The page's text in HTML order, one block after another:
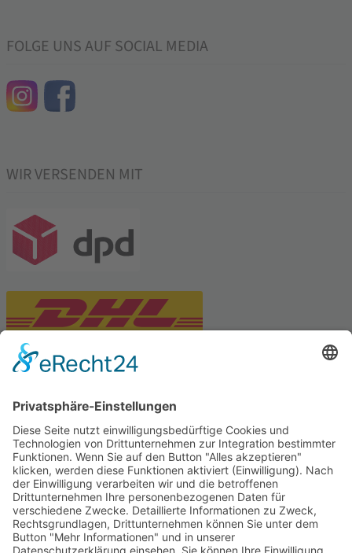
FOLGE UNS AUF SOCIAL MEDIA
WIR VERSENDEN MIT
Tekal – Textile Lebensqualität
Exklusive moderne & Orientteppiche
Feuerwerk XXL
Pyrotechnik online bestellen